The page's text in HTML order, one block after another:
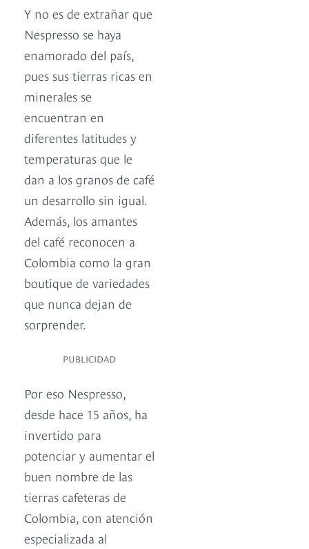
Y no es de extrañar que
Nespresso se haya
enamorado del país,
pues sus tierras ricas en
minerales se
encuentran en
diferentes latitudes y
temperaturas que le
dan a los granos de café
un desarrollo sin igual.
Además, los amantes
del café reconocen a
Colombia como la gran
boutique de variedades
que nunca dejan de
sorprender.
PUBLICIDAD
Por eso Nespresso,
desde hace 15 años, ha
invertido para
potenciar y aumentar el
buen nombre de las
tierras cafeteras de
Colombia, con atención
especializada al